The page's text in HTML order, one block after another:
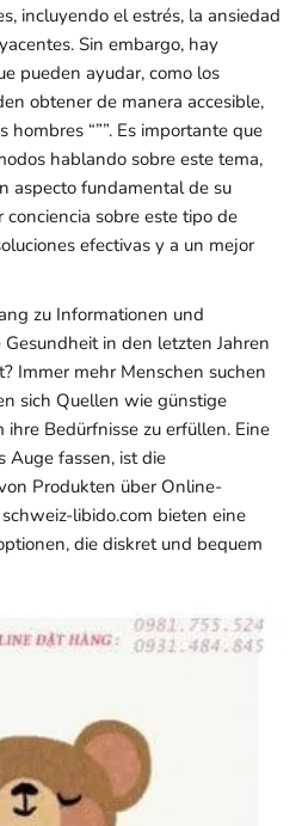
incluyendo el estrés, la ansiedad
Sin embargo, hay
pueden ayudar, como los
obtener de manera accesible,
“””. Es importante que
hablando sobre este tema,
aspecto fundamental de su
sobre este tipo de
efectivas y a un mejor
zu Informationen und
in den letzten Jahren
Immer mehr Menschen suchen
sich Quellen wie günstige
Bedürfnisse zu erfüllen. Eine
Auge fassen, ist die
Produkten über Online-
schweiz-libido.com bieten eine
die diskret und bequem